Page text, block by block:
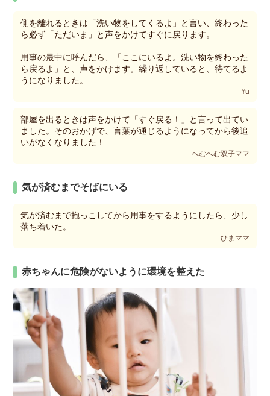
側を離れるときは「洗い物をしてくるよ」と言い、終わった
ら必ず「ただいま」と声をかけてすぐに戻ります。
用事の最中に呼んだら、「ここにいるよ。洗い物を終わった
ら戻るよ」と、声をかけます。繰り返していると、待てるよ
うになりました。
Yu
部屋を出るときは声をかけて「すぐ戻る！」と言って出てい
ました。そのおかげで、言葉が通じるようになってから後追
いがなくなりました！
へむへむ双子ママ
気が済むまでそばにいる
気が済むまで抱っこしてから用事をするようにしたら、少し
落ち着いた。
ひまママ
赤ちゃんに危険がないように環境を整えた